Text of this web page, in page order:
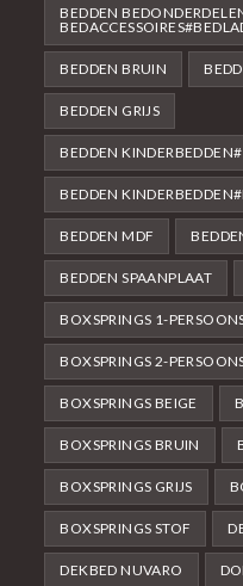
BEDDEN
BEDDEN BRUIN
BEDDEN GRIJS
BEDDEN
BEDDEN
BEDDEN MDF
BEDDEN SPAANPLAAT
BOXSPRINGS 1-
BOXSPRINGS 2-
BOXSPRINGS BEIGE
BOXSPRINGS BRUIN
BOXSPRINGS GRIJS
BOXSPRINGS STOF
DEKBED NUVARO